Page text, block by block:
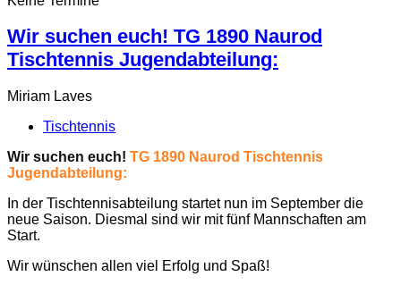
Wir suchen euch! TG 1890 Naurod
Tischtennis Jugendabteilung:
Miriam Laves
Tischtennis
Wir suchen euch! TG 1890 Naurod Tischtennis
Jugendabteilung:
In der Tischtennisabteilung startet nun im September die
neue Saison. Diesmal sind wir mit fünf Mannschaften am
Start.
Wir wünschen allen viel Erfolg und Spaß!